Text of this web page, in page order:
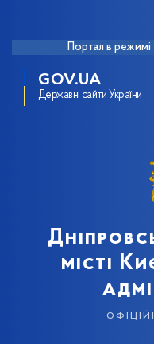
Портал в режимі
GOV.UA
Державні сайти України
місті